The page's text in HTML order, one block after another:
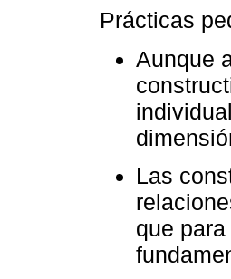
Prácticas
Aunque
Las
que